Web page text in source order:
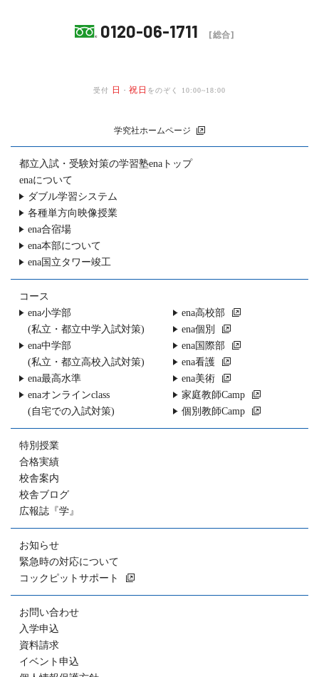
0120-06-1711 [総合]
受付 日 ・ 祝日 をのぞく 10:00~18:00
学究社ホームページ
都立入試・受験対策の学習塾enaトップ
enaについて
ダブル学習システム
各種単方向映像授業
ena合宿場
ena本部について
ena国立タワー竣工
コース
ena小学部
(私立・都立中学入試対策)
ena中学部
(私立・都立高校入試対策)
ena最高水準
enaオンラインclass
(自宅での入試対策)
ena高校部
ena個別
ena国際部
ena看護
ena美術
家庭教師Camp
個別教師Camp
特別授業
合格実績
校舎案内
校舎ブログ
広報誌『学』
お知らせ
緊急時の対応について
コックピットサポート
お問い合わせ
入学申込
資料請求
イベント申込